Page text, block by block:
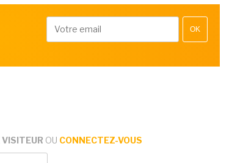
OK
VISITEUR OU CONNECTEZ-VOUS